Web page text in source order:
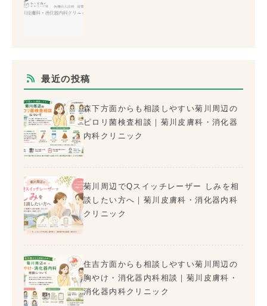
最近の投稿
森下方面からも相談しやすい菊川周辺の
ピロリ菌検査相談｜菊川皮膚科・消化器
内科クリニック
菊川周辺でQスイッチレーザー しみを相
談したい方へ｜菊川皮膚科・消化器内科
クリニック
住吉方面からも相談しやすい菊川周辺の
胸やけ・消化器内科相談｜菊川皮膚科・
消化器内科クリニック